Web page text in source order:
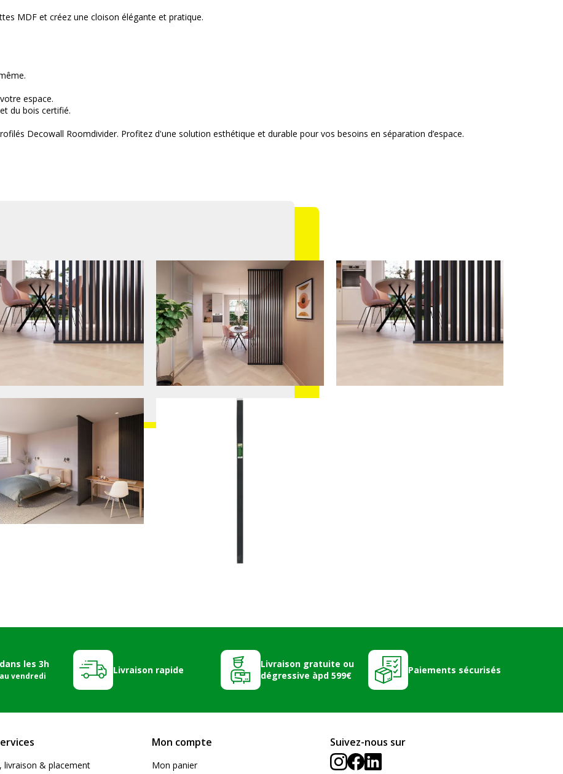
MDF et créez une cloison élégante et pratique.
espace.
du bois certifié.
Decowall Roomdivider. Profitez d'une solution esthétique et durable pour vos besoins en séparation d’espace.
les 3h
vendredi
Livraison rapide
Livraison gratuite ou
dégressive àpd 599€
Paiements sécurisés
livraison & placement
Mon compte
Mon panier
Suivez-nous sur